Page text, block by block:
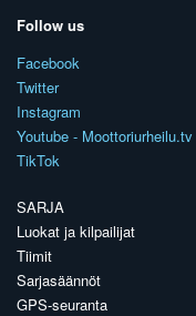
Follow us
Facebook
Twitter
Instagram
Youtube - Moottoriurheilu.tv
TikTok
SARJA
Luokat ja kilpailijat
Tiimit
Sarjasäännöt
GPS-seuranta